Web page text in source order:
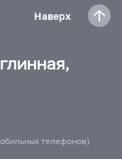
Наверх
телефонов)